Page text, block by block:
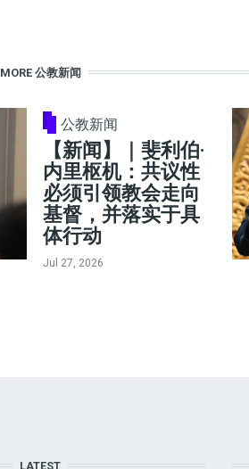
MORE 公教新闻
公教新闻
【新闻】｜斐利伯·
内里枢机：共议性
必须引领教会走向
基督，并落实于具
体行动
Jul 27, 2026
LATEST